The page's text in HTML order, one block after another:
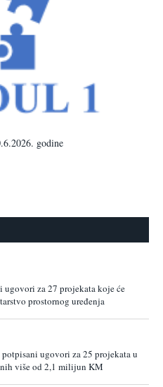
godine
ugovori za 27 projekata koje će
prostornog uređenja
ugovori za 25 projekata u
više od 2,1 milijun KM